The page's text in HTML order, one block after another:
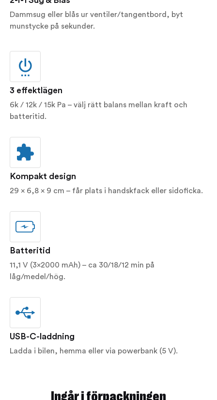
Dammsug eller blås ur ventiler/tangentbord, byt
munstycke på sekunder.
3 effektlägen
6k / 12k / 15k Pa – välj rätt balans mellan kraft och
batteritid.
Kompakt design
29 × 6,8 × 9 cm – får plats i handskfack eller sidoficka.
Batteritid
11,1 V (3×2000 mAh) – ca 30/18/12 min på
låg/medel/hög.
USB-C-laddning
Ladda i bilen, hemma eller via powerbank (5 V).
Ingår i förpackningen